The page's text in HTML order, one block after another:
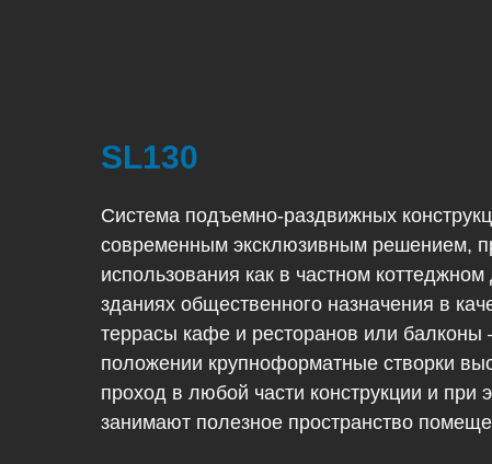
SL130
Система подъемно-раздвижных
современным эксклюзивным решением,
использования как в частном
зданиях общественного назначения в
террасы кафе и ресторанов или
положении крупноформатные створки
проход в любой части конструкции и при
занимают полезное пространство